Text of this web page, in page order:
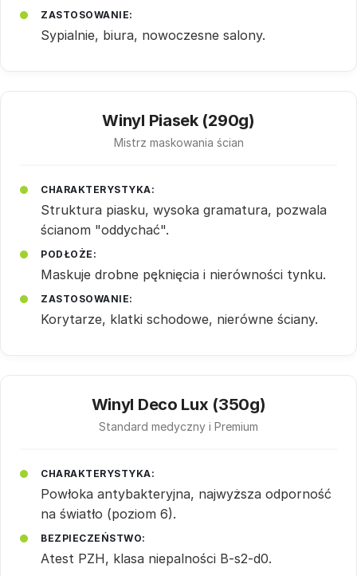
ZASTOSOWANIE:
Sypialnie, biura, nowoczesne salony.
Winyl Piasek (290g)
Mistrz maskowania ścian
CHARAKTERYSTYKA:
Struktura piasku, wysoka gramatura, pozwala
ścianom "oddychać".
PODŁOŻE:
Maskuje drobne pęknięcia i nierówności tynku.
ZASTOSOWANIE:
Korytarze, klatki schodowe, nierówne ściany.
Winyl Deco Lux (350g)
Standard medyczny i Premium
CHARAKTERYSTYKA:
Powłoka antybakteryjna, najwyższa odporność
na światło (poziom 6).
BEZPIECZEŃSTWO:
Atest PZH, klasa niepalności B-s2-d0.